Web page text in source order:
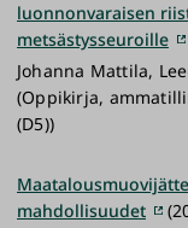
luonnonvaraisen
metsästysseuroille
Johanna Mattila,
(Oppikirja,
(D5))
mahdollisuudet